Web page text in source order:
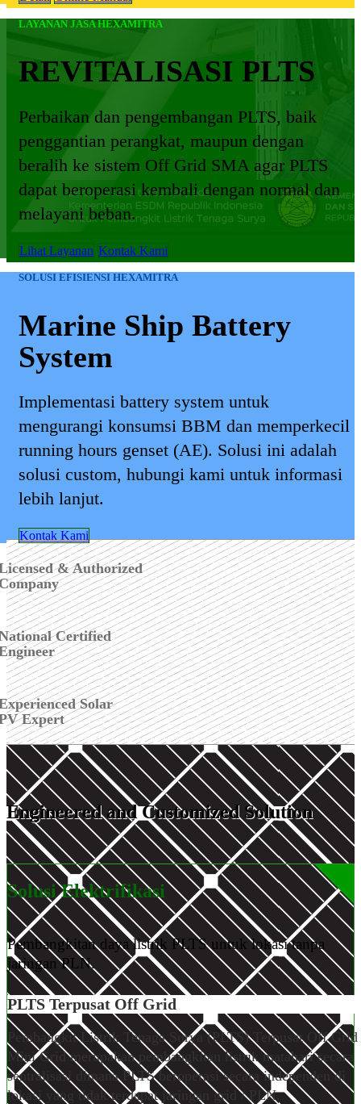
LAYANAN JASA HEXAMITRA
REVITALISASI PLTS
Perbaikan dan pengembangan PLTS, baik
penggantian perangkat, maupun dengan
beralih ke sistem Off Grid SMA agar PLTS
dapat beroperasi kembali dengan normal dan
melayani beban.
Lihat Layanan Kontak Kami
SOLUSI EFISIENSI HEXAMITRA
Marine Ship Battery
System
Implementasi battery system untuk
mengurangi konsumsi BBM dan memperkecil
running hours genset (AE). Solusi ini adalah
solusi custom, hubungi kami untuk informasi
lebih lanjut.
Kontak Kami
& Authorized
Certified
Solar
Expert
Engineered and Customized Solution
Solusi Elektrifikasi
Pembangkitan daya listrik PLTS untuk lokasi tanpa
jaringan PLN.
PLTS Terpusat Off Grid
Pembangkit Listrik Tenaga Surya (PLTS) Terpusat Off
Mini Grid merupakan pembangkitan listrik matahari secara
sentralisasi dimana PLTS beroperasi secara independen di
lokasi yang tidak terdapat jaringan grid / PLN.